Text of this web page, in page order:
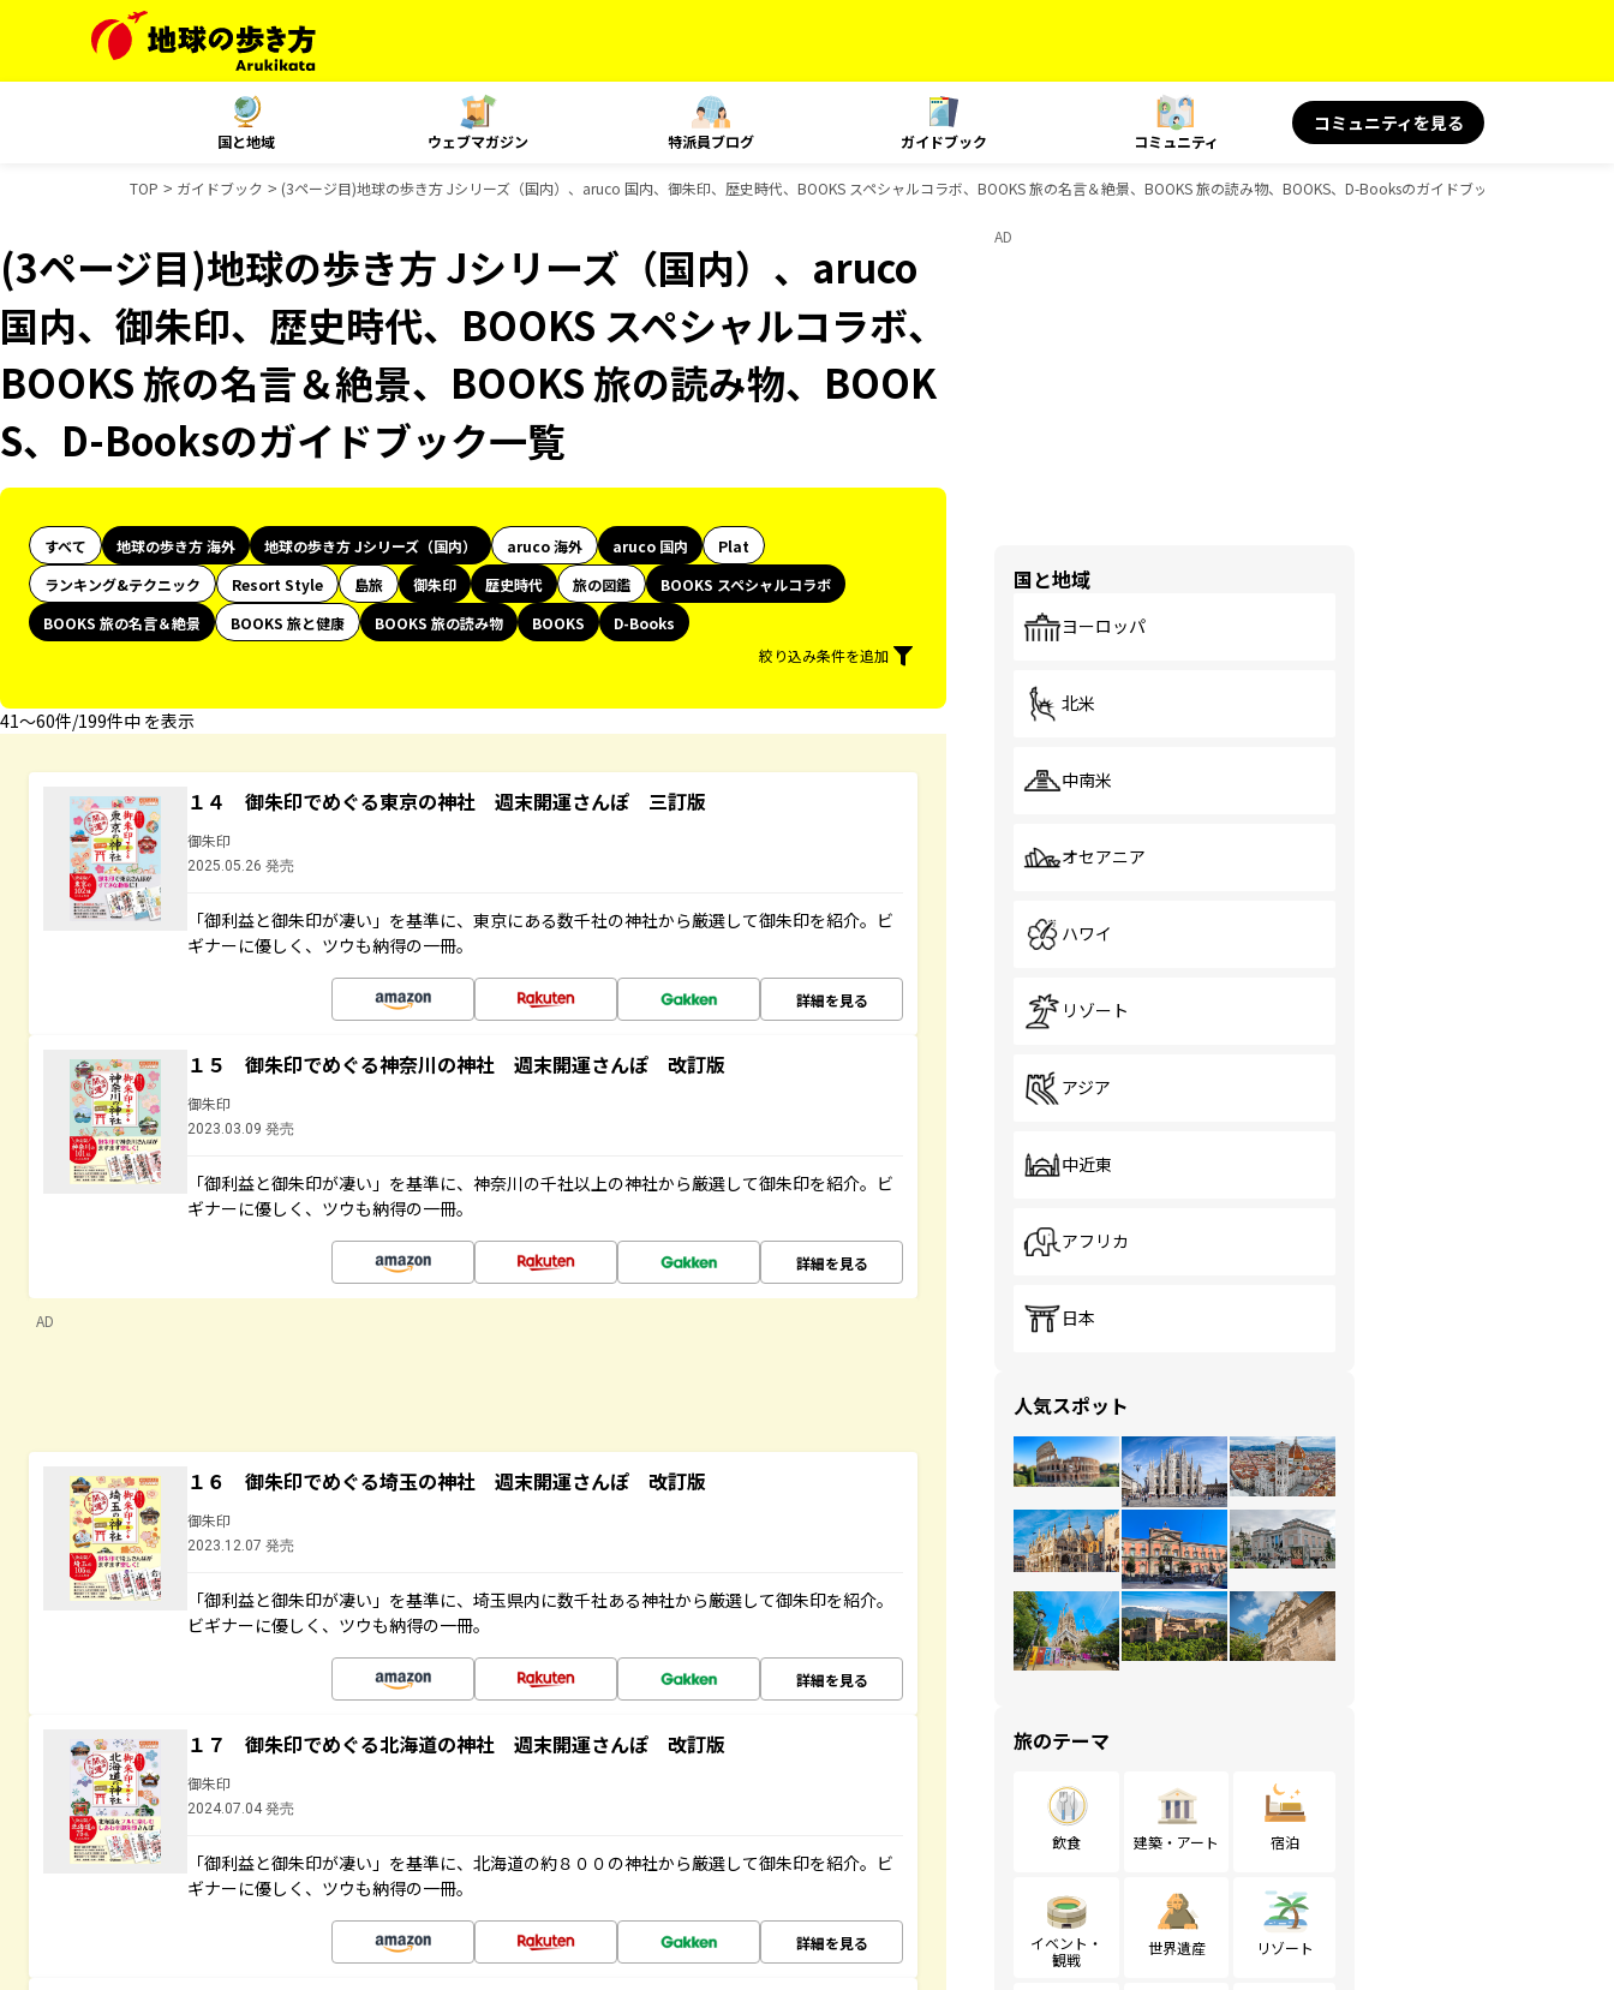
国と地域 ウェブマガジン 特派員ブログ ガイドブック コミュニティ
コミュニティを見る
TOP ガイドブック (3ページ目)地球の歩き方 Jシリーズ（国内）、aruco 国内、御朱印、歴史時代、BOOKS スペシャルコラボ、BOOKS 旅の名言＆絶景、BOOKS 旅の読み物、BOOKS、D-Booksのガイドブック一覧
(3ページ目)地球の歩き方 Jシリーズ（国内）、aruco
国内、御朱印、歴史時代、BOOKS スペシャルコラボ、
BOOKS 旅の名言＆絶景、BOOKS 旅の読み物、BOOK
S、D-Booksのガイドブック一覧
すべて 地球の歩き方 海外 地球の歩き方 Jシリーズ（国内） aruco 海外 aruco 国内
Plat
ランキング&テクニック
Resort Style 島旅 御朱印 歴史時代 旅の図鑑
BOOKS スペシャルコラボ
BOOKS 旅の名言＆絶景
BOOKS 旅と健康 BOOKS 旅の読み物 BOOKS
D-Books
絞り込み条件を追加
41〜60件/199件中 を表示
１４ 御朱印でめぐる東京の神社 週末開運さんぽ 三訂版
御朱印
2025.05.26 発売
「御利益と御朱印が凄い」を基準に、東京にある数千社の神社から厳選して御朱印を紹介。ビ
ギナーに優しく、ツウも納得の一冊。
詳細を見る
１５ 御朱印でめぐる神奈川の神社 週末開運さんぽ 改訂版
御朱印
2023.03.09 発売
「御利益と御朱印が凄い」を基準に、神奈川の千社以上の神社から厳選して御朱印を紹介。ビ
ギナーに優しく、ツウも納得の一冊。
詳細を見る
AD
１６ 御朱印でめぐる埼玉の神社 週末開運さんぽ 改訂版
御朱印
2023.12.07 発売
「御利益と御朱印が凄い」を基準に、埼玉県内に数千社ある神社から厳選して御朱印を紹介。
ビギナーに優しく、ツウも納得の一冊。
詳細を見る
１７ 御朱印でめぐる北海道の神社 週末開運さんぽ 改訂版
御朱印
2024.07.04 発売
「御利益と御朱印が凄い」を基準に、北海道の約８００の神社から厳選して御朱印を紹介。ビ
ギナーに優しく、ツウも納得の一冊。
詳細を見る
AD
国と地域
ヨーロッパ
北米
中南米
オセアニア
ハワイ
リゾート
アジア
中近東
アフリカ
日本
人気スポット
旅のテーマ
飲食 建築・アート 宿泊
イベント・
観戦
世界遺産 リゾート